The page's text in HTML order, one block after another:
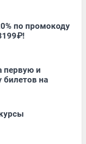
по промокоду
первую и
билетов на